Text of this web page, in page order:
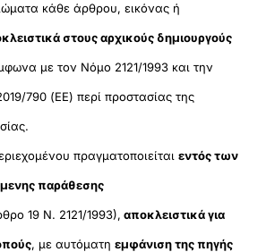
κάθε άρθρου, εικόνας ή
στους αρχικούς δημιουργούς
με τον Νόμο 2121/1993 και την
790 (ΕΕ) περί προστασίας της
πραγματοποιείταιεντός των
παράθεσης
19 Ν. 2121/1993), αποκλειστικά για
, με αυτόματηεμφάνιση της πηγής